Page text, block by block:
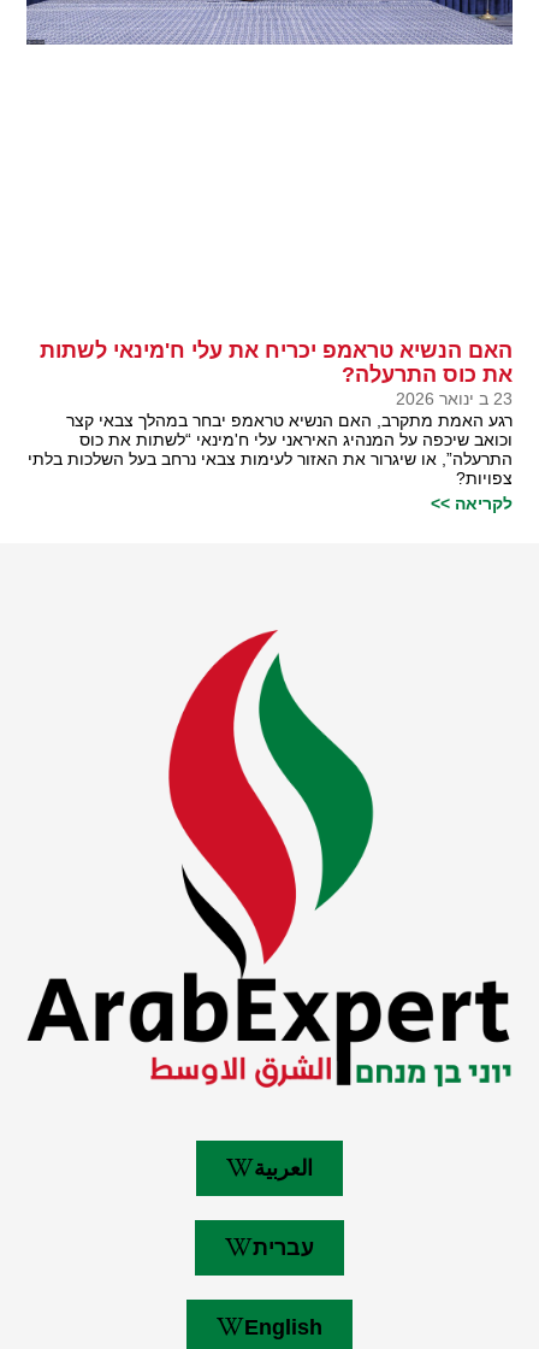
האם הנשיא טראמפ יכריח את עלי ח'מינאי לשתות
את כוס התרעלה?
23 ב ינואר 2026
רגע האמת מתקרב, האם הנשיא טראמפ יבחר במהלך צבאי קצר
וכואב שיכפה על המנהיג האיראני עלי ח'מינאי “לשתות את כוס
התרעלה”, או שיגרור את האזור לעימות צבאי נרחב בעל השלכות בלתי
צפויות?
לקריאה >>
العربية
עברית
English